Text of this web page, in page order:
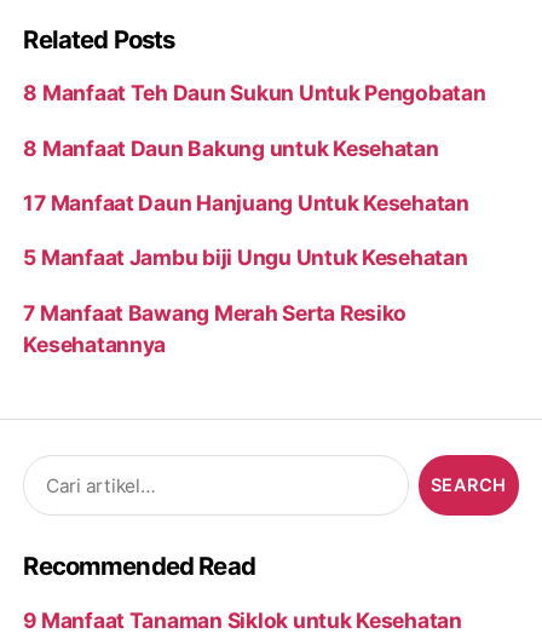
Related Posts
8 Manfaat Teh Daun Sukun Untuk Pengobatan
8 Manfaat Daun Bakung untuk Kesehatan
17 Manfaat Daun Hanjuang Untuk Kesehatan
5 Manfaat Jambu biji Ungu Untuk Kesehatan
7 Manfaat Bawang Merah Serta Resiko
Kesehatannya
Search
for:
Recommended Read
9 Manfaat Tanaman Siklok untuk Kesehatan